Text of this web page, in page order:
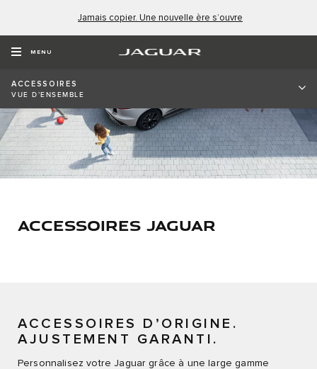
Jamais copier. Une nouvelle ère s’ouvre
MENU
ACCESSOIRES
VUE D’ENSEMBLE
ACCESSOIRES JAGUAR
ACCESSOIRES D’ORIGINE.
AJUSTEMENT GARANTI.
Personnalisez votre Jaguar grâce à une large gamme